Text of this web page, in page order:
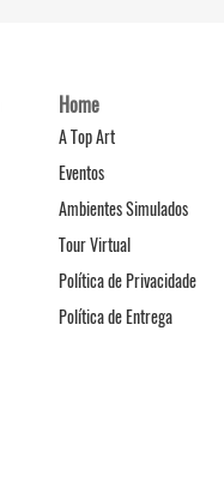
Home
A Top Art
Eventos
Ambientes Simulados
Tour Virtual
Política de Privacidade
Política de Entrega